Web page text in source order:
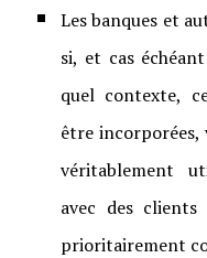
Les banques et
si, et cas
quel contexte,
être incorporées,
véritablement
avec des
prioritairement